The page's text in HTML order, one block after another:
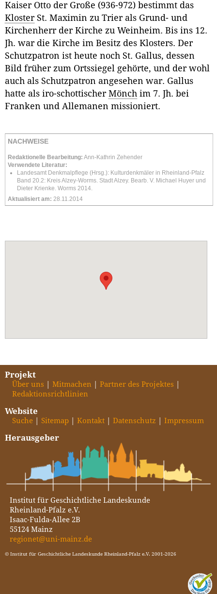
Kaiser Otto der Große (936-972) bestimmt das
KlosterSt. Maximin zu Trier als Grund- und
Kirchenherr der Kirche zu Weinheim. Bis ins 12.
Jh. war die Kirche im Besitz des Klosters. Der
Schutzpatron ist heute noch St. Gallus, dessen
Bild früher zum Ortssiegel gehörte, und der wohl
auch als Schutzpatron angesehen war. Gallus
hatte als iro-schottischer Mönch im 7. Jh. bei
Franken und Allemanen missioniert.
NACHWEISE
Redaktionelle Bearbeitung: Ann-Kathrin Zehender
Verwendete Literatur:
Landesamt Denkmalpflege (Hrsg.): Kulturdenkmäler in Rheinland-Pfalz
Band 20.2: Kreis Alzey-Worms. Stadt Alzey. Bearb. V. Michael Huyer und
Dieter Krienke. Worms 2014.
Aktualisiert am: 28.11.2014
Projekt
Über uns Mitmachen
Partner des Projektes
Redaktionsrichtlinien
Website
Suche Sitemap Kontakt Datenschutz Impressum
Herausgeber
Institut für Geschichtliche Landeskunde
Rheinland-Pfalz e.V.
Isaac-Fulda-Allee 2B
55124 Mainz
regionet@uni-mainz.de
© Institut für Geschichtliche Landeskunde Rheinland-Pfalz e.V. 2001-2026